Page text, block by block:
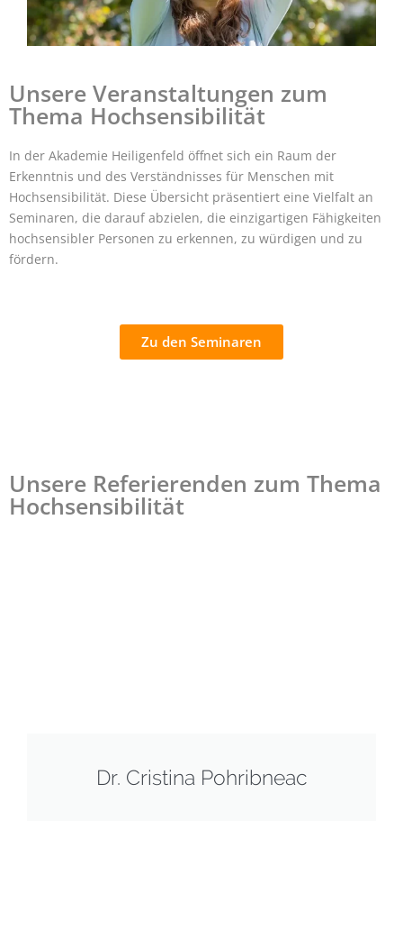
Unsere Veranstaltungen zum
Thema Hochsensibilität
In der Akademie Heiligenfeld öffnet sich ein Raum der
Erkenntnis und des Verständnisses für Menschen mit
Hochsensibilität. Diese Übersicht präsentiert eine Vielfalt an
Seminaren, die darauf abzielen, die einzigartigen Fähigkeiten
hochsensibler Personen zu erkennen, zu würdigen und zu
fördern.
Zu den Seminaren
Unsere Referierenden zum Thema
Hochsensibilität
Dr. Cristina Pohribneac